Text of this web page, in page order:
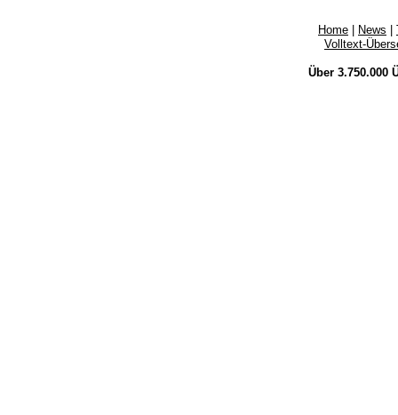
Home News
Volltext-
Über 3.750.000